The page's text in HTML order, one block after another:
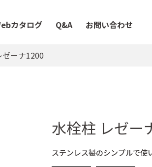
カタログ Q&A お問い合わせ
ーナ1200
水栓柱 レゼー
ステンレス製のシンプルで使